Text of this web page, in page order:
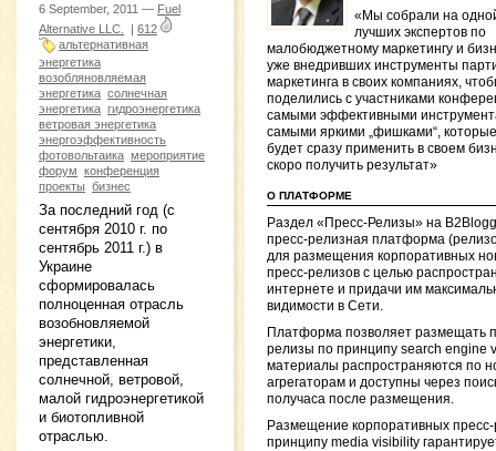
6 September, 2011 — Fuel
Alternative LLC.
| 612
альтернативная
энергетика
возобляновляемая
энергетика солнечная
энергетика гидроэнергетика
ветровая энергетика
энергоэффективность
фотовольтаика мероприятие
форум конференция
проекты бизнес
За последний год (с
сентября 2010 г. по
сентябрь 2011 г.) в
Украине
сформировалась
полноценная отрасль
возобновляемой
энергетики,
представленная
солнечной, ветровой,
малой гидроэнергетикой
и биотопливной
отраслью.
«Мы собрали на
лучших экспертов по
малобюджетному маркетингу и
уже внедривших инструменты
маркетинга в своих компаниях,
поделились с участниками
самыми эффективными
самыми яркими „фишками“,
будет сразу применить в своем
скоро получить результат»
О ПЛАТФОРМЕ
Раздел «Пресс-Релизы» на
пресс-релизная платформа
для размещения корпоративных
пресс-релизов с целью
интернете и придачи им
видимости в Сети.
Платформа позволяет размещать
релизы по принципу search engine
материалы распространяются по
агрегаторам и доступны через
получаса после размещения.
Размещение корпоративных
принципу media visibility